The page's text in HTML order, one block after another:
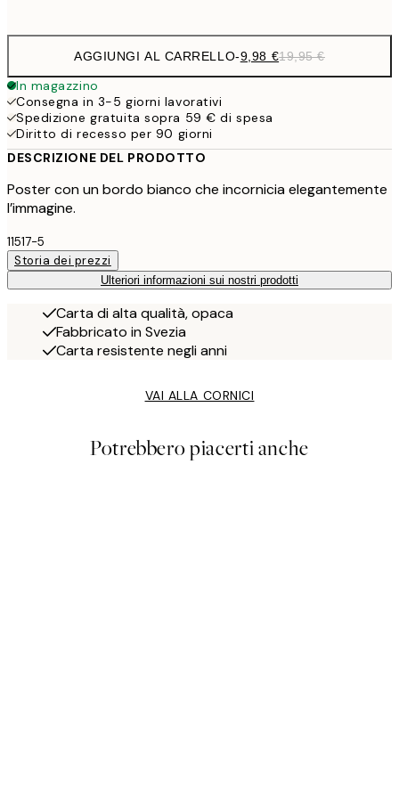
AGGIUNGI AL CARRELLO-9,98 €19,95 €
In magazzino
Consegna in 3-5 giorni lavorativi
Spedizione gratuita sopra 59 € di spesa
Diritto di recesso per 90 giorni
DESCRIZIONE DEL PRODOTTO
Poster con un bordo bianco che incornicia elegantemente
l’immagine.
11517-5
Storia dei prezzi
Ulteriori informazioni sui nostri prodotti
Carta di alta qualità, opaca
Fabbricato in Svezia
Carta resistente negli anni
VAI ALLA CORNICI
Potrebbero piacerti anche